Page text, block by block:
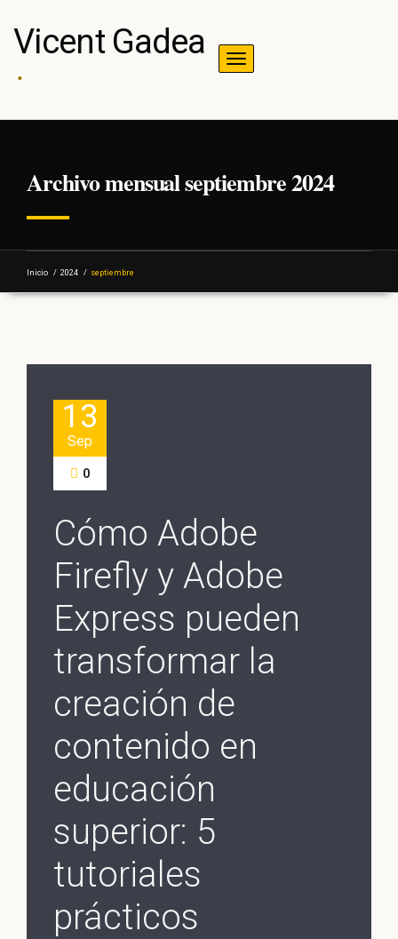
Vicent Gadea Toggle navigation
Archivo mensual septiembre 2024
Inicio / 2024 / septiembre
13
Sep
0
Cómo Adobe
Firefly y Adobe
Express pueden
transformar la
creación de
contenido en
educación
superior: 5
tutoriales
prácticos